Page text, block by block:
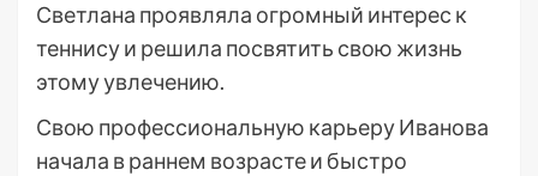
Светлана проявляла огромный интерес к
теннису и решила посвятить свою жизнь
этому увлечению.
Свою профессиональную карьеру Иванова
начала в раннем возрасте и быстро